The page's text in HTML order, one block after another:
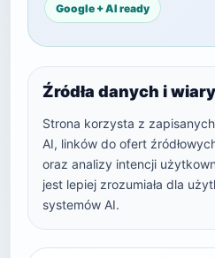
Google + AI ready
Źródła danych i
Strona korzysta z
AI, linków do ofert
oraz analizy intencji
jest lepiej zrozumiała dla
systemów AI.